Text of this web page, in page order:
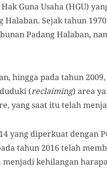
Guna Usaha (HGU)
Sejak tahun
Padang Halaban,
hingga pada tahun
(reclaiming) area
yang saat itu telah
yang diperkuat dengan
tahun 2016 telah
kehilangan